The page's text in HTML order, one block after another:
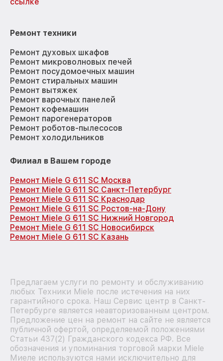
Ремонт техники
Ремонт духовых шкафов
Ремонт микроволновых печей
Ремонт посудомоечных машин
Ремонт стиральных машин
Ремонт вытяжек
Ремонт варочных панелей
Ремонт кофемашин
Ремонт парогенераторов
Ремонт роботов-пылесосов
Ремонт холодильников
Филиал в Вашем городе
Ремонт Miele G 611 SC Москва
Ремонт Miele G 611 SC Санкт-Петербург
Ремонт Miele G 611 SC Краснодар
Ремонт Miele G 611 SC Ростов-на-Дону
Ремонт Miele G 611 SC Нижний Новгород
Ремонт Miele G 611 SC Новосибирск
Ремонт Miele G 611 SC Казань
Предлагаем услуги по ремонту и обслуживанию
любых Техники Miele после истечения на них
гарантийного срока. Наш Сервис центр в Санкт-
Петербурге является неавторизованным центром.
Предложение цен на ремонт на сайте не является
публичной офертой, определяемой положениями
Статьи 437(2) Гражданского кодекса РФ. Все
обозначения и упоминания торговой марки Miele
Миеле используются нами исключительно для